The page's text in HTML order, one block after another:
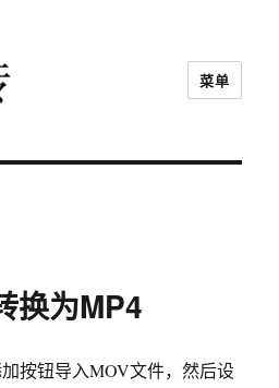
菜单
换为MP4
按钮导入MOV文件，然后设